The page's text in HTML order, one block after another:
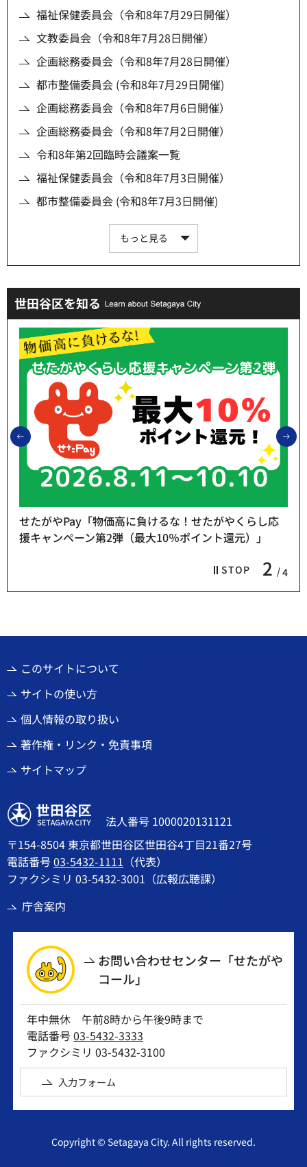
福祉保健委員会（令和8年7月29日開催）
文教委員会（令和8年7月28日開催）
企画総務委員会（令和8年7月28日開催）
都市整備委員会 (令和8年7月29日開催)
企画総務委員会（令和8年7月6日開催）
企画総務委員会（令和8年7月2日開催）
令和8年第2回臨時会議案一覧
福祉保健委員会（令和8年7月3日開催）
都市整備委員会 (令和8年7月3日開催)
もっと見る
世田谷区を知る
前のスライドを表示
STOP 2 4
せたがやPay「物価高に負けるな！せたがやくらし応
援キャンペーン第2弾（最大10％ポイント還元）」
このサイトについて
サイトの使い方
個人情報の取り扱い
著作権・リンク・免責事項
サイトマップ
世田谷区
法人番号 1000020131121
〒154-8504 東京都世田谷区世田谷4丁目21番27号
電話番号03-5432-1111 （代表）
ファクシミリ 03-5432-3001（広報広聴課）
庁舎案内
お問い合わせセンター「せたがや
コール」
年中無休 午前8時から午後9時まで
電話番号03-5432-3333
ファクシミリ 03-5432-3100
入力フォーム
Copyright © Setagaya City. All rights reserved.